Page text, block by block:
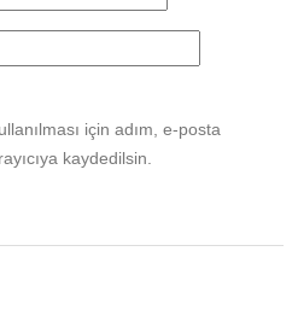
için adım, e-posta
kaydedilsin.